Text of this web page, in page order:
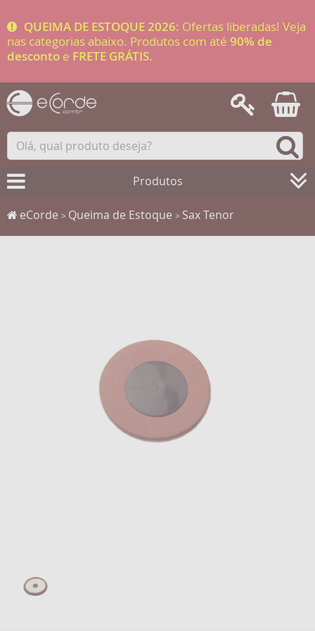
QUEIMA DE ESTOQUE 2026: Ofertas liberadas! Veja
nas categorias abaixo. Produtos com até 90% de
desconto e FRETE GRÁTIS.
Produtos
eCorde > Queima de Estoque > Sax Tenor